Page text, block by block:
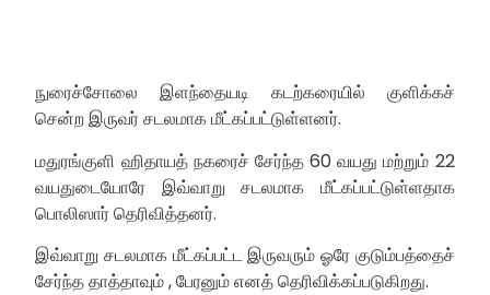
நுரைச்சோலை இளந்தையடி கடற்கரையில் குளிக்கச்
சென்ற இருவர் சடலமாக மீட்கப்பட்டுள்ளனர்.
மதுரங்குளி ஹிதாயத் நகரைச் சேர்ந்த 60 வயது மற்றும் 22
வயதுடையோரே இவ்வாறு சடலமாக மீட்கப்பட்டுள்ளதாக
பொலிஸார் தெரிவித்தனர்.
இவ்வாறு சடலமாக மீட்கப்பட்ட இருவரும் ஓரே குடும்பத்தைச்
சேர்ந்த தாத்தாவும் , பேரனும் எனத் தெரிவிக்கப்படுகிறது.